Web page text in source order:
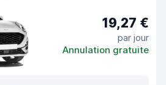
19,27 €
par jour
Annulation gratuite